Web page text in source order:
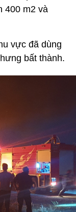
400 m2 và
vực đã dùng
bất thành.